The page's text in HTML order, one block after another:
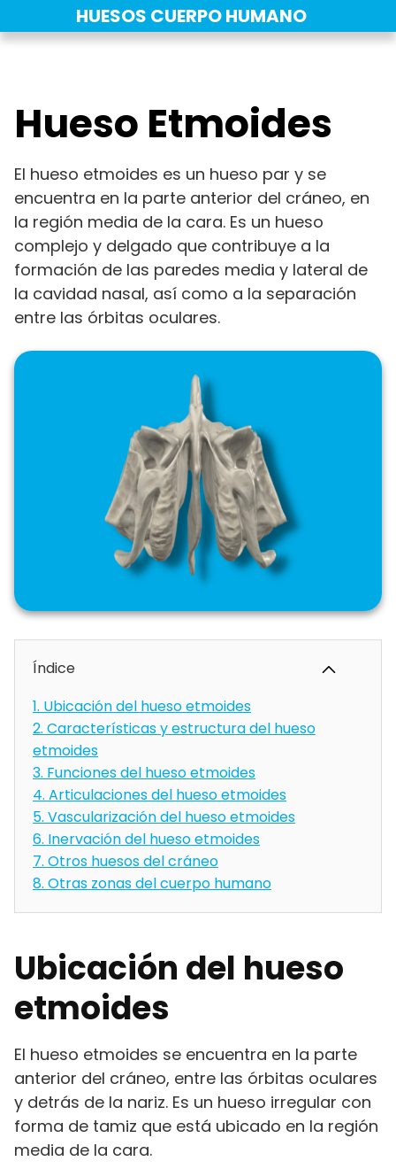
al
HUESOS CUERPO HUMANO
Hueso Etmoides
El hueso etmoides es un hueso par y se
encuentra en la parte anterior del cráneo, en
la región media de la cara. Es un hueso
complejo y delgado que contribuye a la
formación de las paredes media y lateral de
la cavidad nasal, así como a la separación
entre las órbitas oculares.
Índice
1. Ubicación del hueso etmoides
2. Características y estructura del hueso
etmoides
3. Funciones del hueso etmoides
4. Articulaciones del hueso etmoides
5. Vascularización del hueso etmoides
6. Inervación del hueso etmoides
7. Otros huesos del cráneo
8. Otras zonas del cuerpo humano
Ubicación del hueso
etmoides
El hueso etmoides se encuentra en la parte
anterior del cráneo, entre las órbitas oculares
y detrás de la nariz. Es un hueso irregular con
forma de tamiz que está ubicado en la región
media de la cara.